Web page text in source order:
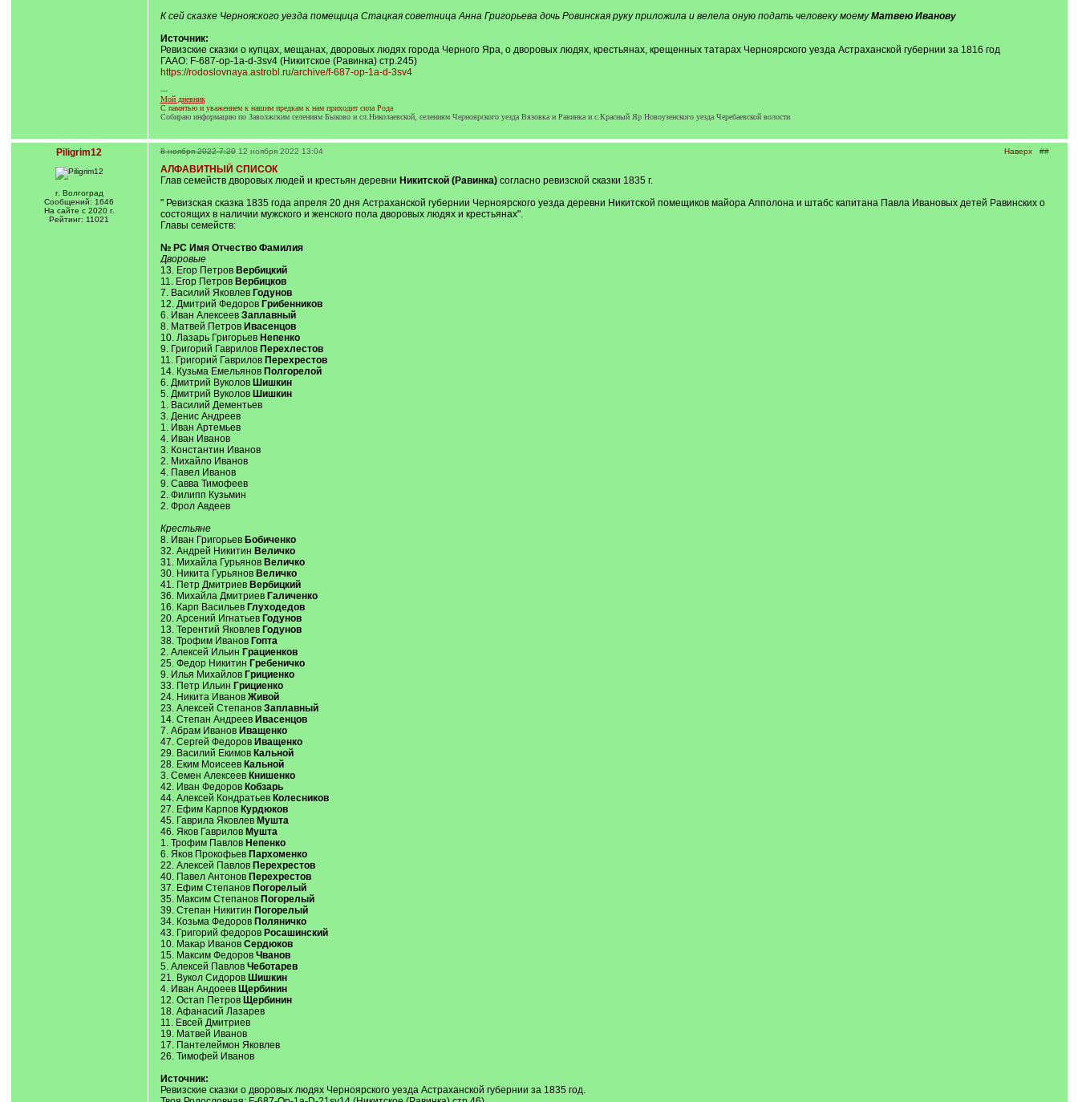
К сей сказке Чернояского уезда помещица Стацкая советница Анна Григорьева дочь Ровинская руку приложила и велела оную подать человеку моемуМатвею Иванову
Источник:
Ревизские сказки о купцах, мещанах, дворовых людях города Черного Яра, о дворовых людях, крестьянах, крещенных татарах Черноярского уезда Астраханской губернии за 1816 год
ГААО: F-687-op-1a-d-3sv4 (Никитское (Равинка) стр.245)
https://rodoslovnaya.astrobl.ru/archive/f-687-op-1a-d-3sv4
---
Мой дневник
C памятью и уважением к нашим предкам к нам приходит сила Рода
Собираю информацию по Заволжским селениям Быково и сл.Николаевской, селениям Черноярского уезда Вязовка и Равинка и с.Красный Яр Новоузенского уезда Черебаевской волости
Piligrim12
г. Волгоград
Сообщений: 1646
На сайте с 2020 г.
Рейтинг: 11021
Наверх ##
8 ноября 2022 7:20 12 ноября 2022 13:04
АЛФАВИТНЫЙ СПИСОК
Глав семейств дворовых людей и крестьян деревни Никитской (Равинка)согласно ревизской сказки 1835 г.
" Ревизская сказка 1835 года апреля 20 дня Астраханской губернии Черноярского уезда деревни Никитской помещиков майора Апполона и штабс капитана Павла Ивановых детей Равинских о
состоящих в наличии мужского и женского пола дворовых людях и крестьянах".
Главы семейств:
№ РС Имя Отчество Фамилия
Дворовые
13. Егор Петров Вербицкий
11. Егор Петров Вербицков
7. Василий Яковлев Годунов
12. Дмитрий Федоров Грибенников
6. Иван Алексеев Заплавный
8. Матвей Петров Ивасенцов
10. Лазарь Григорьев Непенко
9. Григорий Гаврилов Перехлестов
11. Григорий Гаврилов Перехрестов
14. Кузьма Емельянов Полгорелой
6. Дмитрий Вуколов Шишкин
5. Дмитрий Вуколов Шишкин
1. Василий Дементьев
3. Денис Андреев
1. Иван Артемьев
4. Иван Иванов
3. Константин Иванов
2. Михайло Иванов
4. Павел Иванов
9. Савва Тимофеев
2. Филипп Кузьмин
2. Фрол Авдеев
Крестьяне
8. Иван Григорьев Бобиченко
32. Андрей Никитин Величко
31. Михайла Гурьянов Величко
30. Никита Гурьянов Величко
41. Петр Дмитриев Вербицкий
36. Михайла Дмитриев Галиченко
16. Карп Васильев Глуходедов
20. Арсений Игнатьев Годунов
13. Терентий Яковлев Годунов
38. Трофим Иванов Гопта
2. Алексей Ильин Грациенков
25. Федор Никитин Гребеничко
9. Илья Михайлов Грициенко
33. Петр Ильин Грициенко
24. Никита Иванов Живой
23. Алексей СтепановЗаплавный
14. Степан АндреевИвасенцов
7. Абрам Иванов Иващенко
47. Сергей Федоров Иващенко
29. Василий Екимов Кальной
28. Еким Моисеев Кальной
3. Семен Алексеев Книшенко
42. Иван Федоров Кобзарь
44. Алексей Кондратьев Колесников
27. Ефим Карпов Курдюков
45. Гаврила Яковлев Мушта
46. Яков Гаврилов Мушта
1. Трофим Павлов Непенко
6. Яков Прокофьев Пархоменко
22. Алексей Павлов Перехрестов
40. Павел Антонов Перехрестов
37. Ефим Степанов Погорелый
35. Максим Степанов Погорелый
39. Степан Никитин Погорелый
34. Козьма Федоров Поляничко
43. Григорий федоров Росашинский
10. Макар Иванов Сердюков
15. Максим Федоров Чванов
5. Алексей Павлов Чеботарев
21. Вукол Сидоров Шишкин
4. Иван Андоеев Щербинин
12. Остап Петров Щербинин
18. Афанасий Лазарев
11. Евсей Дмитриев
19. Матвей Иванов
17. Пантелеймон Яковлев
26. Тимофей Иванов
Источник:
Ревизские сказки о дворовых людях Черноярского уезда Астраханской губернии за 1835 год.